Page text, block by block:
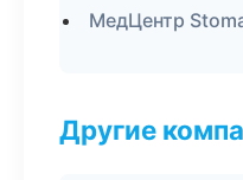
МедЦентр
Другие